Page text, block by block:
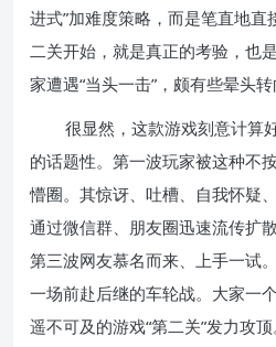
进式”加难度策略，而是笔直地
二关开始，就是真正的考验，也
家遭遇“当头一击”，颇有些晕头转
很显然，这款游戏刻意计算
的话题性。第一波玩家被这种不
懵圈。其惊讶、吐槽、自我怀疑
通过微信群、朋友圈迅速流传扩
第三波网友慕名而来、上手一试
一场前赴后继的车轮战。大家一
遥不可及的游戏“第二关”发力攻